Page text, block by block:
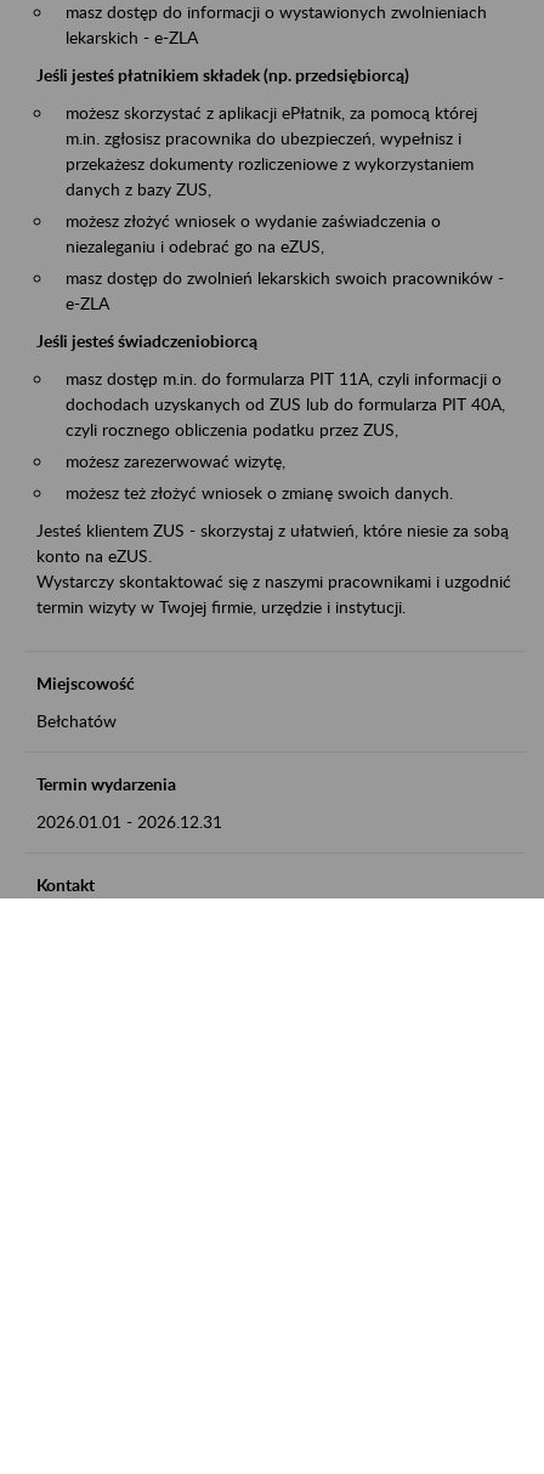
masz dostęp do informacji o wystawionych zwolnieniach
lekarskich - e-ZLA
Jeśli jesteś płatnikiem składek (np. przedsiębiorcą)
możesz skorzystać z aplikacji ePłatnik, za pomocą której
m.in. zgłosisz pracownika do ubezpieczeń, wypełnisz i
przekażesz dokumenty rozliczeniowe z wykorzystaniem
danych z bazy ZUS,
możesz złożyć wniosek o wydanie zaświadczenia o
niezaleganiu i odebrać go na eZUS,
masz dostęp do zwolnień lekarskich swoich pracowników -
e-ZLA
Jeśli jesteś świadczeniobiorcą
masz dostęp m.in. do formularza PIT 11A, czyli informacji o
dochodach uzyskanych od ZUS lub do formularza PIT 40A,
czyli rocznego obliczenia podatku przez ZUS,
możesz zarezerwować wizytę,
możesz też złożyć wniosek o zmianę swoich danych.
Jesteś klientem ZUS - skorzystaj z ułatwień, które niesie za sobą
konto na eZUS.
Wystarczy skontaktować się z naszymi pracownikami i uzgodnić
termin wizyty w Twojej firmie, urzędzie i instytucji.
Miejscowość
Bełchatów
Termin wydarzenia
2026.01.01 - 2026.12.31
Kontakt